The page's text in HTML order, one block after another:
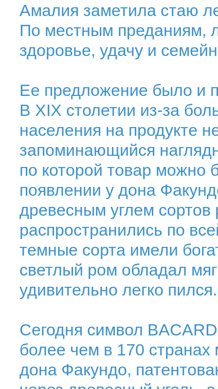
Амалия заметила стаю
По местным преданиям,
здоровье, удачу и
Ее предложение было и
В XIX столетии из-за
населения на продукте
запоминающийся
по которой товар можно
появлении у дона
древесным углем
распространились по
темные сорта имели
светлый ром обладал
удивительно легко пился.
Сегодня символ
более чем в 170
дона Факундо,